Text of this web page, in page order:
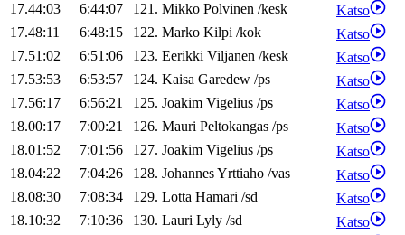
17.44:03
6:44:07 121. Mikko Polvinen /kesk
Katso
17.48:11
6:48:15 122. Marko Kilpi /kok
Katso
17.51:02
6:51:06 123. Eerikki Viljanen /kesk
Katso
17.53:53
6:53:57 124. Kaisa Garedew /ps
Katso
17.56:17
6:56:21 125. Joakim Vigelius /ps
Katso
18.00:17
7:00:21 126. Mauri Peltokangas /ps
Katso
18.01:52
7:01:56 127. Joakim Vigelius /ps
Katso
18.04:22
7:04:26 128. JohannesYrttiaho /vas
Katso
18.08:30
7:08:34 129. Lotta Hamari /sd
Katso
18.10:32
7:10:36 130. Lauri Lyly /sd
Katso